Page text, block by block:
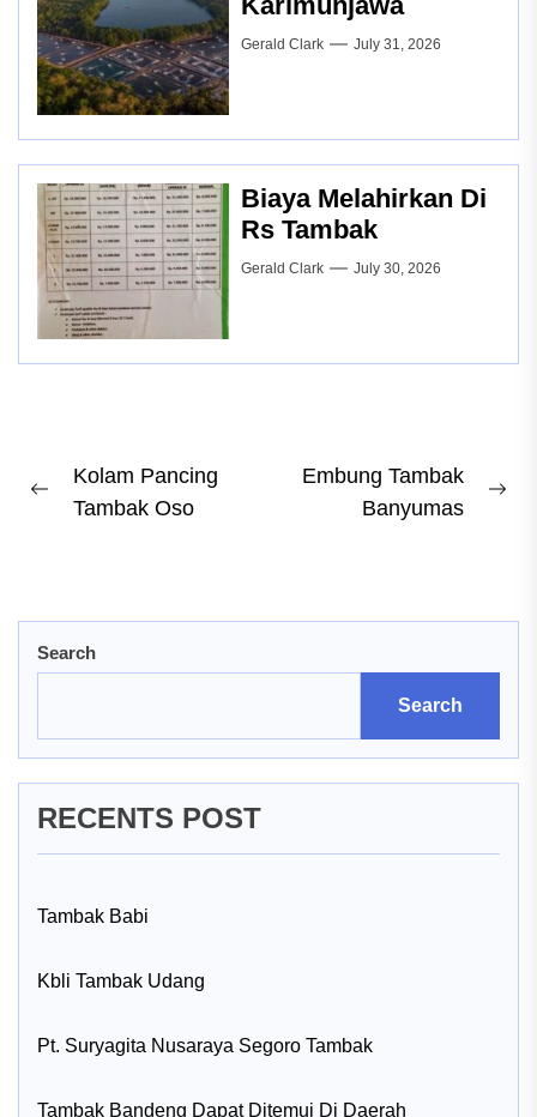
Gerald Clark July 31, 2026
Biaya Melahirkan Di
Rs Tambak
Gerald Clark July 30, 2026
Post
navigation
Previous
Kolam Pancing
Tambak Oso
Embung Tambak
Banyumas
Search
Search
RECENTS POST
Tambak Babi
Kbli Tambak Udang
Pt. Suryagita Nusaraya Segoro Tambak
Tambak Bandeng Dapat Ditemui Di Daerah